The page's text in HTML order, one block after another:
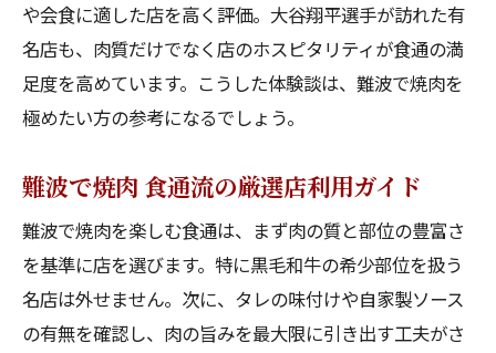
や会食に適した店を高く評価。大谷翔平選手が訪れた有
名店も、肉質だけでなく店のホスピタリティが食通の満
足度を高めています。こうした体験談は、難波で焼肉を
極めたい方の参考になるでしょう。
難波で焼肉 食通流の厳選店利用ガイド
難波で焼肉を楽しむ食通は、まず肉の質と部位の豊富さ
を基準に店を選びます。特に黒毛和牛の希少部位を扱う
名店は外せません。次に、タレの味付けや自家製ソース
の有無を確認し、肉の旨みを最大限に引き出す工夫がさ